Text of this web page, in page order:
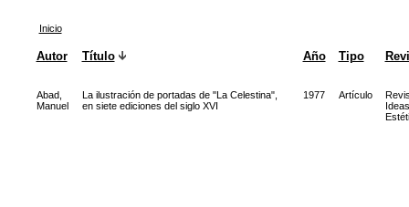
Inicio
Autor Título Año Tipo
Abad,
Manuel
La ilustración de portadas de "La Celestina",
en siete ediciones del siglo XVI
1977 Artículo
Ideas